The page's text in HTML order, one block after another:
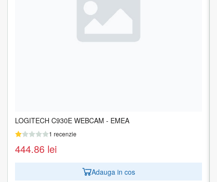
LOGITECH C930E WEBCAM - EMEA
1 recenzie
444.86 lei
Adauga in cos
LOGITECH CONNECT CONFERENCE CAM - EMEA
1 recenzie
1.573.42lei
Adauga in cos